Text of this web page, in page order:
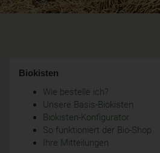
Biokisten
Wie bestelle ich?
Unsere Basis-Biokisten
Biokisten-Konfigurator
So funktioniert der Bio-Shop
Ihre Mitteilungen